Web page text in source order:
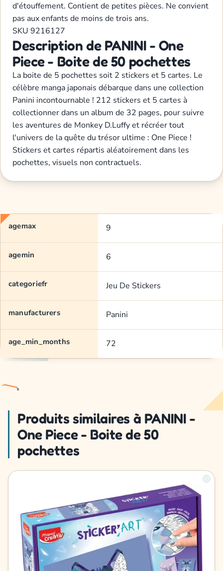
d'étouffement. Contient de petites pièces. Ne convient
pas aux enfants de moins de trois ans.
SKU 9216127
Description de PANINI - One
Piece - Boite de 50 pochettes
La boite de 5 pochettes soit 2 stickers et 5 cartes. Le
célèbre manga japonais débarque dans une collection
Panini incontournable ! 212 stickers et 5 cartes à
collectionner dans un album de 32 pages, pour suivre
les aventures de Monkey D.Luffy et récréer tout
l'univers de la quête du trésor ultime : One Piece !
Stickers et cartes répartis aléatoirement dans les
pochettes, visuels non contractuels.
agemax 9
agemin 6
categoriefr Jeu De Stickers
manufacturers Panini
age_min_months 72
Produits similaires à PANINI -
One Piece - Boite de 50
pochettes